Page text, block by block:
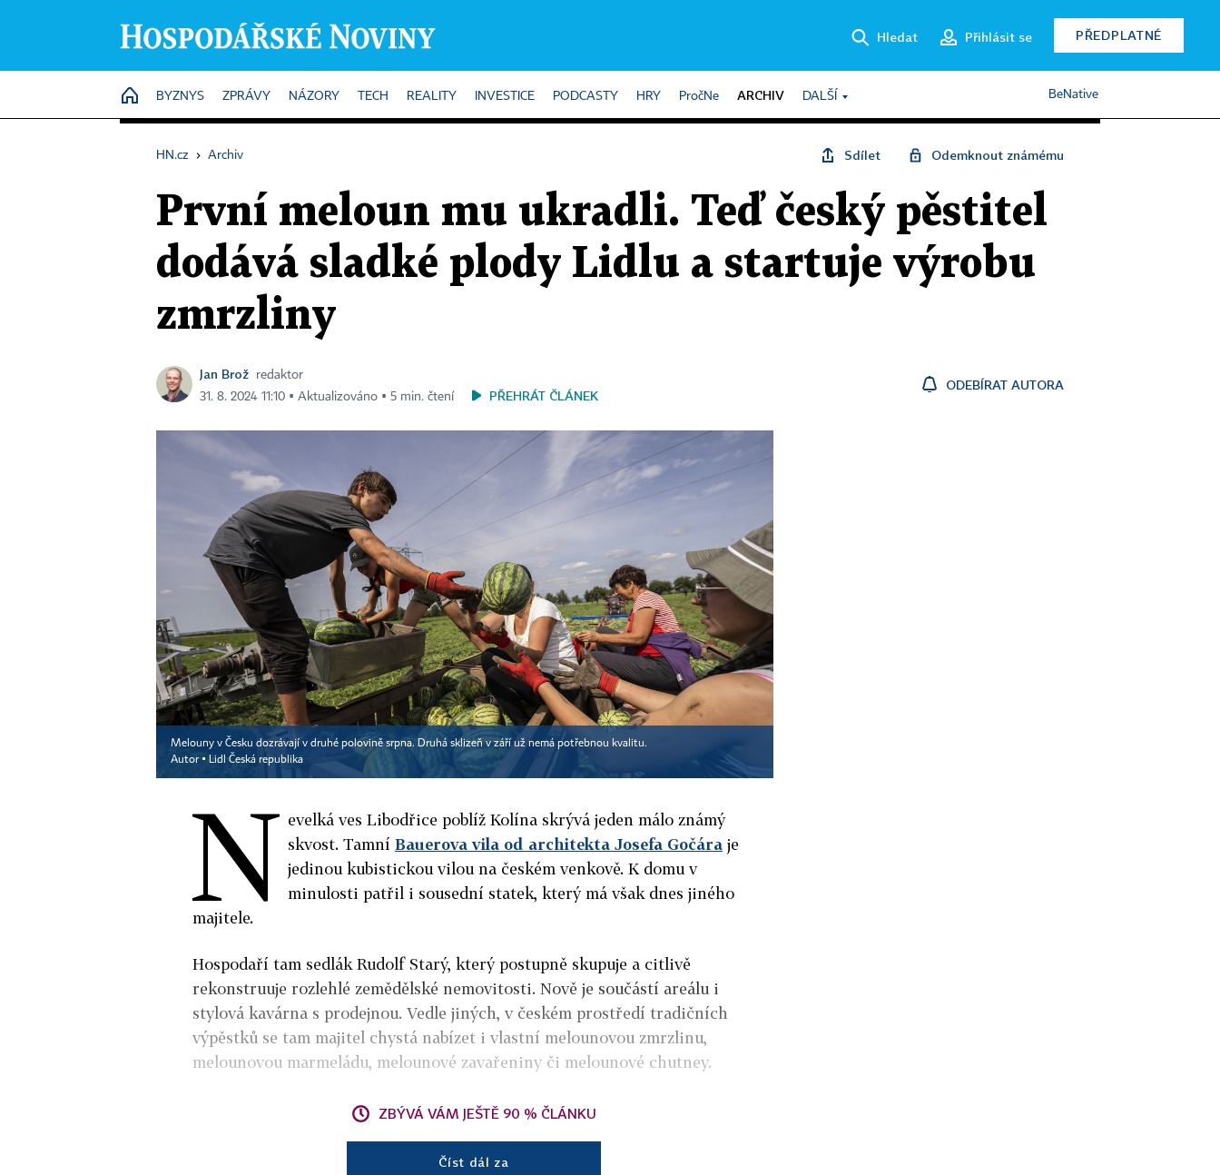
Hledat Přihlásit se PŘEDPLATNÉ
HOME
BYZNYS ZPRÁVY NÁZORY TECH REALITY INVESTICE PODCASTY HRY PročNe ARCHIV DALŠÍ BeNative
HN.cz › Archiv Sdílet Odemknout známému
První meloun mu ukradli. Teď český pěstitel
dodává sladké plody Lidlu a startuje výrobu
zmrzliny
Jan Brož
redaktor
31. 8. 2024 11:10 ▪ Aktualizováno ▪ 5 min. čtení
PŘEHRÁT ČLÁNEK
ODEBÍRAT AUTORA
Melouny v Česku dozrávají v druhé polovině srpna. Druhá sklizeň v září už nemá potřebnou kvalitu.
Autor ▪ Lidl Česká republika
N evelká ves Libodřice poblíž Kolína skrývá jeden málo známý
skvost. Tamní Bauerova vila od architekta Josefa Gočára je
jedinou kubistickou vilou na českém venkově. K domu v
minulosti patřil i sousední statek, který má však dnes jiného
majitele.
Hospodaří tam sedlák Rudolf Starý, který postupně skupuje a citlivě
rekonstruuje rozlehlé zemědělské nemovitosti. Nově je součástí areálu i
stylová kavárna s prodejnou. Vedle jiných, v českém prostředí tradičních
výpěstků se tam majitel chystá nabízet i vlastní melounovou zmrzlinu,
melounovou marmeládu, melounové zavařeniny či melounové chutney.
ZBÝVÁ VÁM JEŠTĚ 90 % ČLÁNKU
Číst dál za